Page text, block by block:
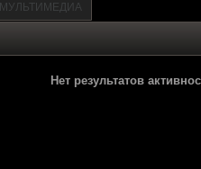
МУЛЬТИМЕДИА
Нет результатов